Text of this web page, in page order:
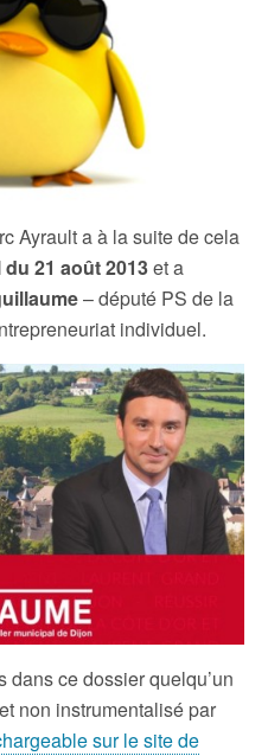
Ayrault a à la suite de cela
21 août 2013et a
– député PS de la
individuel.
dans ce dossier quelqu’un
non instrumentalisé par
sur le site de